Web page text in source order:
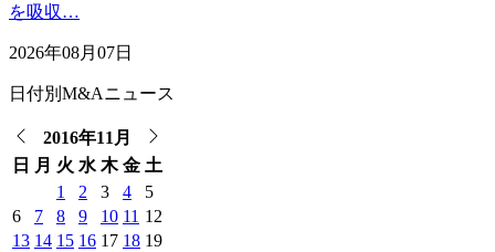
を吸収…
2026年08月07日
日付別M&Aニュース
2016年11月
日 月 火 水 木 金 土
1
2 3 4
5
6
7 8 9 10 11 12
13 14 15 16 17 18 19